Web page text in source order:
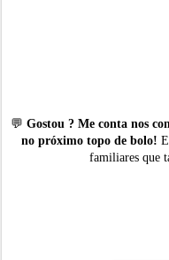
💬 Gostou ? Me conta nos
no próximo topo de bolo!
familiares que